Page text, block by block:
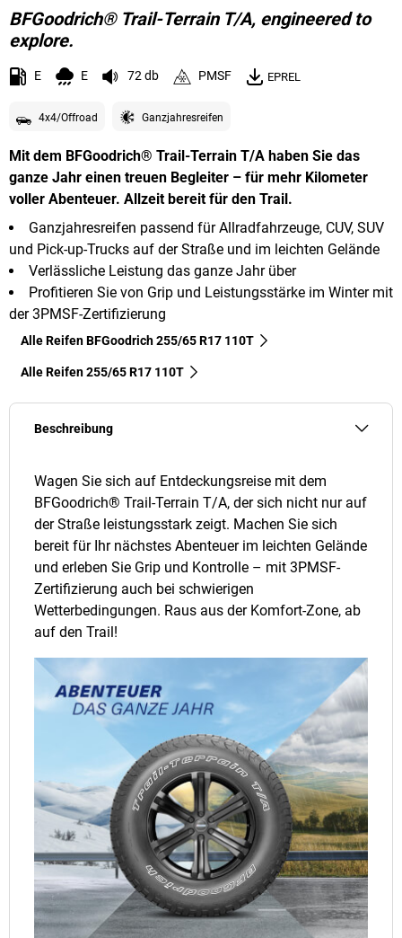
6
BFGoodrich® Trail-Terrain T/A, engineered to
explore.
E E 72 db PMSF EPREL
4x4/Offroad Ganzjahresreifen
Mit dem BFGoodrich® Trail-Terrain T/A haben Sie das
ganze Jahr einen treuen Begleiter – für mehr Kilometer
voller Abenteuer. Allzeit bereit für den Trail.
Ganzjahresreifen passend für Allradfahrzeuge, CUV, SUV
und Pick-up-Trucks auf der Straße und im leichten Gelände
Verlässliche Leistung das ganze Jahr über
Profitieren Sie von Grip und Leistungsstärke im Winter mit
der 3PMSF-Zertifizierung
Alle Reifen BFGoodrich 255/65 R17 110T
Alle Reifen‎ 255/65 R17 110T
Beschreibung
Wagen Sie sich auf Entdeckungsreise mit dem
BFGoodrich® Trail-Terrain T/A, der sich nicht nur auf
der Straße leistungsstark zeigt. Machen Sie sich
bereit für Ihr nächstes Abenteuer im leichten Gelände
und erleben Sie Grip und Kontrolle – mit 3PMSF-
Zertifizierung auch bei schwierigen
Wetterbedingungen. Raus aus der Komfort-Zone, ab
auf den Trail!